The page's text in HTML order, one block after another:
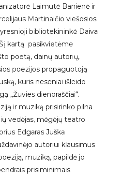
Laimutė Banienė ir
Martinaičio viešosios
bibliotekininkė Daiva
kartą pasikvietėme
poetą, dainų autorių,
poezijos propaguotoją
kuris neseniai išleido
„Žuvies dienoraščiai“.
ir muziką prisirinko pilna
vedėjas, mėgėjų teatro
Edgaras Juška
autoriui klausimus
muziką, papildė jo
prisiminimais.